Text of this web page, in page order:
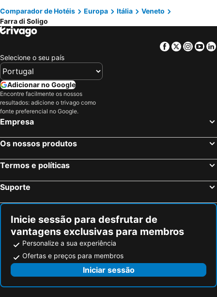
Canazei, Trentino-Alto Ádige Hotéis
Jesolo, Veneto Hotéis
Cavallino-Treporti, Veneto Hotéis
Chioggia, Veneto Hotéis
Misurina, Veneto Hotéis
Veneza, Veneto Hotéis
Verona, Veneto Hotéis
Mestre, Veneto Hotéis
Sirmione, Lombardia Hotéis
Dolo, Veneto Hotéis
Cortina d'Ampezzo, Veneto Hotéis
Milão, Lombardia Hotéis
Nápoles, Campanha Hotéis
Bolonha, Emília-Romanha Hotéis
Comparador de Hotéis Europa Itália
Veneto
Farra di Soligo
Facebook
Twitter
Selecione o seu país
Adicionar no Google
Encontre facilmente os nossos
resultados: adicione o trivago como
fonte preferencial no Google.
Empresa
Os nossos produtos
Termos e políticas
Suporte
Inicie sessão para desfrutar de
vantagens exclusivas para membros
Personalize a sua experiência
Ofertas e preços para membros
Iniciar sessão